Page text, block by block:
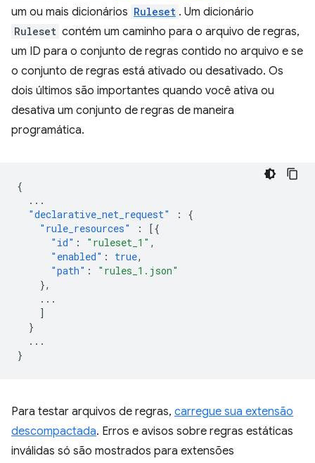
um ou mais dicionários Ruleset . Um dicionário
Ruleset contém um caminho para o arquivo de regras,
um ID para o conjunto de regras contido no arquivo e se
o conjunto de regras está ativado ou desativado. Os
dois últimos são importantes quando você ativa ou
desativa um conjunto de regras de maneira
programática.
{
...
"declarative_net_request"
:
{
"rule_resources"
:
[{
"id" : "ruleset_1" ,
"enabled" : true,
"path" :
"rules_1.json"
},
...
]
}
...
}
Para testar arquivos de regras, carregue sua extensão
descompactada. Erros e avisos sobre regras estáticas
inválidas só são mostrados para extensões